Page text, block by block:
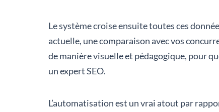
Le système croise ensuite toutes ces
actuelle, une comparaison avec vos
de manière visuelle et pédagogique, pour
un expert SEO.
L’automatisation est un vrai atout par